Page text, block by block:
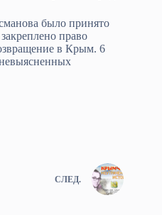
было принято
право
в Крым. 6
СЛЕД.